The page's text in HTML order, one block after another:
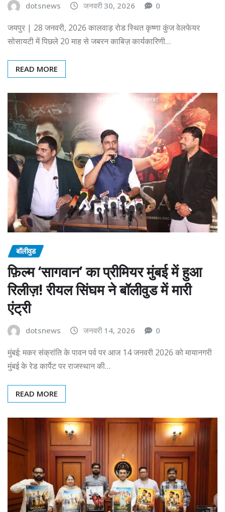
dotsnews जनवरी 30, 2026 0
जयपुर | 28 जनवरी, 2026 कालवाड़ रोड स्थित कृष्णा कुंज वेलफेयर
सोसायटी में पिछले 20 माह से जबरन काबिज़ कार्यकारिणी…
READ MORE
बॉलीवुड
फ़िल्म ‘सागवान’ का प्रीमियर मुंबई में हुआ
रिलीज़! रीयल सिंघम ने बॉलीवुड में मारी
एंट्री
dotsnews जनवरी 14, 2026 0
मुंबई: मकर संक्रांति के पावन पर्व पर आज 14 जनवरी 2026 को मायानगरी
मुंबई के रेड कार्पेट पर राजस्थान की…
READ MORE